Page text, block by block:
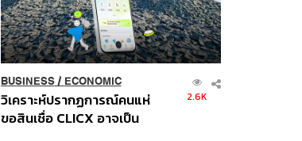
BUSINESS/ ECONOMIC
วิเคราะห์ปรากฏการณ์คนแห่
ขอสินเชื่อ CLICX อาจเป็น
2.6K